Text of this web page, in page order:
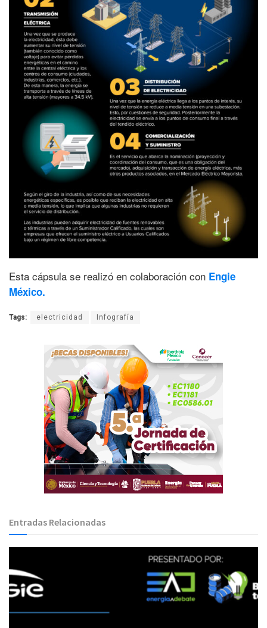
Esta cápsula se realizó en colaboración con Engie
México.
Tags: electricidad Infografía
Entradas Relacionadas